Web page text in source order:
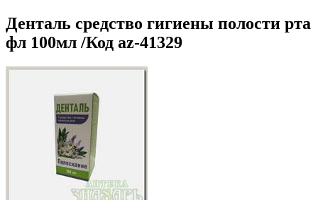
Денталь средство гигиены полости рта
фл 100мл /Код az-41329